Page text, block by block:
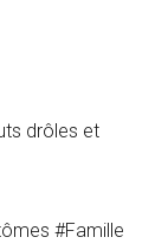
drôles et
#Famille